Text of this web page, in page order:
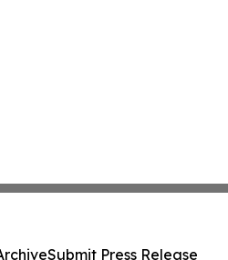
Submit Press Release